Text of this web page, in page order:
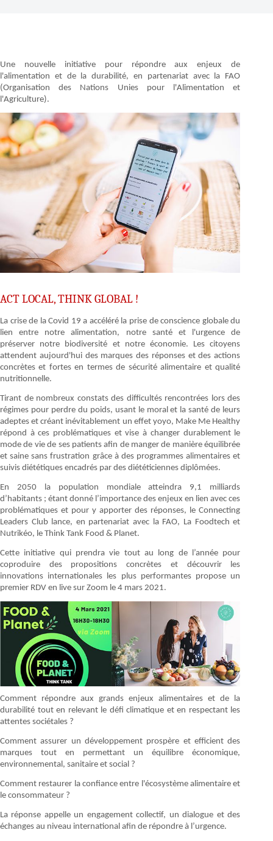
Une nouvelle initiative pour répondre aux enjeux de
l'alimentation et de la durabilité, en partenariat avec la FAO
(Organisation des Nations Unies pour l'Alimentation et
l'Agriculture).
ACT LOCAL, THINK GLOBAL !
La crise de la Covid 19 a accéléré la prise de conscience globale du
lien entre notre alimentation, notre santé et l'urgence de
préserver notre biodiversité et notre économie. Les citoyens
attendent aujourd'hui des marques des réponses et des actions
concrètes et fortes en termes de sécurité alimentaire et qualité
nutritionnelle.
Tirant de nombreux constats des difficultés rencontrées lors des
régimes pour perdre du poids, usant le moral et la santé de leurs
adeptes et créant inévitablement un effet yoyo, Make Me Healthy
répond à ces problématiques et vise à changer durablement le
mode de vie de ses patients afin de manger de manière équilibrée
et saine sans frustration grâce à des programmes alimentaires et
suivis diététiques encadrés par des diététiciennes diplômées.
En 2050 la population mondiale atteindra 9,1 milliards
d’habitants ; étant donné l’importance des enjeux en lien avec ces
problématiques et pour y apporter des réponses, le Connecting
Leaders Club lance, en partenariat avec la FAO, La Foodtech et
Nutrikéo, le Think Tank Food & Planet.
Cette initiative qui prendra vie tout au long de l’année pour
coproduire des propositions concrètes et découvrir les
innovations internationales les plus performantes propose un
premier RDV en live sur Zoom le 4 mars 2021.
Comment répondre aux grands enjeux alimentaires et de la
durabilité tout en relevant le défi climatique et en respectant les
attentes sociétales ?
Comment assurer un développement prospère et efficient des
marques tout en permettant un équilibre économique,
environnemental, sanitaire et social ?
Comment restaurer la confiance entre l'écosystème alimentaire et
le consommateur ?
La réponse appelle un engagement collectif, un dialogue et des
échanges au niveau international afin de répondre à l’urgence.